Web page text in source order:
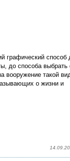
графический способ
до способа выбрать
вооружение такой
о жизни и